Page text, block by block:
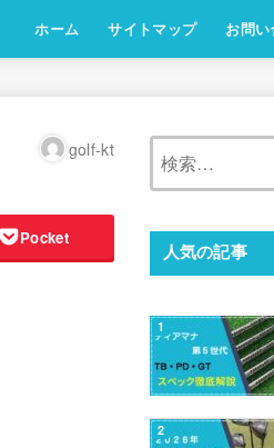
ホーム サイトマップ お問
golf-kt
Pocket
人気の記事